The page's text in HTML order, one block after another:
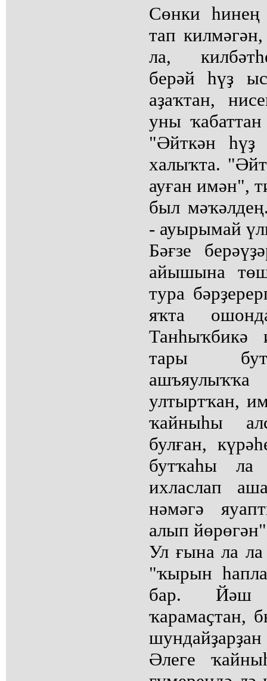
Сөнки һинең
тап
ла,
берәй һүҙ
аҙаҡтан,
уны
"Әйткән
халыҡта.
ауған имән",
был
- ауырымай
Бәғзе
айышына
тура
яҡта
Танһыҡбикә
тары
ултыртҡан,
ҡайныһы
булған,
бутҡаһы
ихласлап
нәмәгә
алып
Ул ғына ла ла
"ҡырын
бар. Йәш
ҡарамаҫтан,
Әлеге